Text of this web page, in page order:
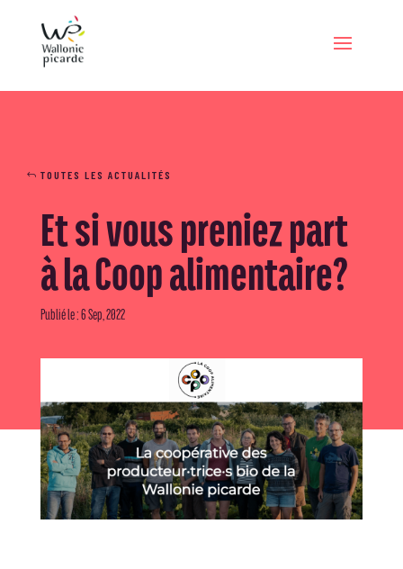
TOUTES LES ACTUALITÉS
Et si vous preniez part
à la Coop alimentaire?
Publié le : 6 Sep, 2022